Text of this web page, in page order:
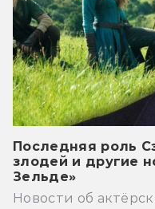
Последняя роль
злодей и другие
Зельде»
Новости об